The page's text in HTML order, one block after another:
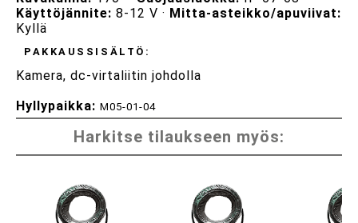
Käyttöjännite: 8-12 V · Mitta-asteikko/apuviivat:
Kyllä
PAKKAUSSISÄLTÖ:
Kamera, dc-virtaliitin johdolla
Hyllypaikka: M05-01-04
Harkitse tilaukseen myös: